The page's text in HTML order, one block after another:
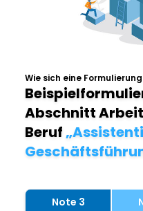
Wie sich eine
Abschnitt
Beruf
Note 3